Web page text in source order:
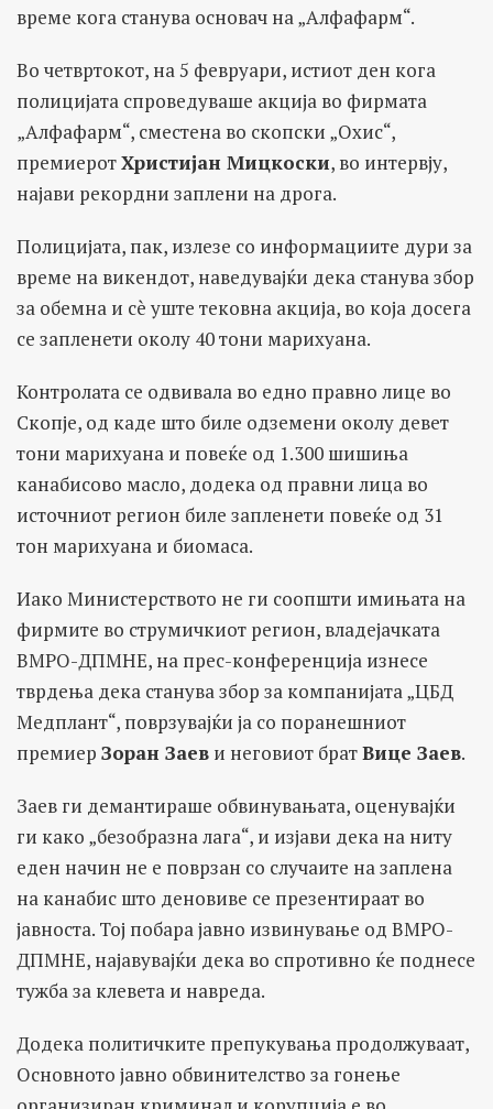
време кога станува основач на „Алфафарм“.
Во четвртокот, на 5 февруари, истиот ден кога
полицијата спроведуваше акција во фирмата
„Алфафарм“, сместена во скопски „Охис“,
премиеротХристијан Мицкоски, во интервју,
најави рекордни заплени на дрога.
Полицијата, пак, излезе со информациите дури за
време на викендот, наведувајќи дека станува збор
за обемна и сè уште тековна акција, во која досега
се запленети околу 40 тони марихуанa.
Контролата се одвивала во едно правно лице во
Скопје, од каде што биле одземени околу девет
тони марихуана и повеќе од 1.300 шишиња
канабисово масло, додека од правни лица во
источниот регион биле запленети повеќе од 31
тон марихуана и биомаса.
Иако Министерството не ги соопшти имињата на
фирмите во струмичкиот регион, владејачката
ВМРО-ДПМНЕ, на прес-конференција изнесе
тврдења дека станува збор за компанијата „ЦБД
Медплант“, поврзувајќи ја со поранешниот
премиер Зоран Заев и неговиот братВице Заев.
Заев ги демантираше обвинувањата, оценувајќи
ги како „безобразна лага“, и изјави дека на ниту
еден начин не е поврзан со случаите на заплена
на канабис што деновиве се презентираат во
јавноста. Тој побара јавно извинување од ВМРО-
ДПМНЕ, најавувајќи дека во спротивно ќе поднесе
тужба за клевета и навреда.
Додека политичките препукувања продолжуваат,
Основното јавно обвинителство за гонење